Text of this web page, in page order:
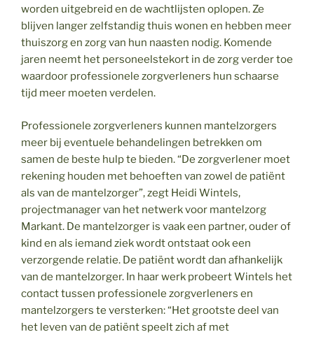
worden uitgebreid en de wachtlijsten oplopen. Ze
blijven langer zelfstandig thuis wonen en hebben meer
thuiszorg en zorg van hun naasten nodig. Komende
jaren neemt het personeelstekort in de zorg verder toe
waardoor professionele zorgverleners hun schaarse
tijd meer moeten verdelen.
Professionele zorgverleners kunnen mantelzorgers
meer bij eventuele behandelingen betrekken om
samen de beste hulp te bieden. “De zorgverlener moet
rekening houden met behoeften van zowel de patiënt
als van de mantelzorger”, zegt Heidi Wintels,
projectmanager van het netwerk voor mantelzorg
Markant. De mantelzorger is vaak een partner, ouder of
kind en als iemand ziek wordt ontstaat ook een
verzorgende relatie. De patiënt wordt dan afhankelijk
van de mantelzorger. In haar werk probeert Wintels het
contact tussen professionele zorgverleners en
mantelzorgers te versterken: “Het grootste deel van
het leven van de patiënt speelt zich af met